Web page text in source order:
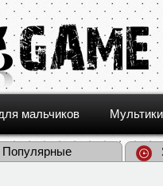
мальчиков Мультики
Популярные